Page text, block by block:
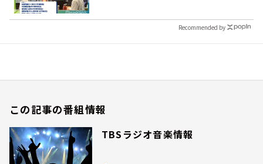
Recommended by
この記事の番組情報
TBSラジオ音楽情報